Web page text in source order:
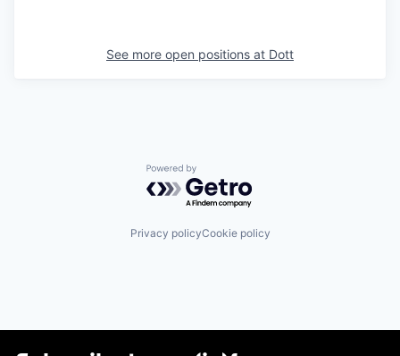
See more open positions at Dott
Powered by Getro.com
Privacy policyCookie policy